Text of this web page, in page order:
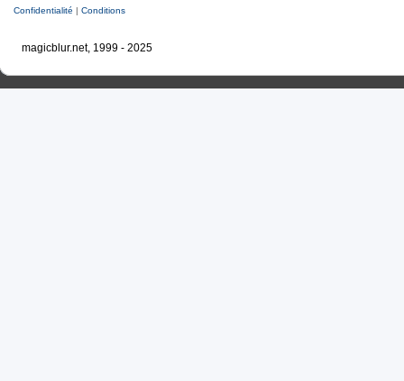
Confidentialité | Conditions
magicblur.net, 1999 - 2025